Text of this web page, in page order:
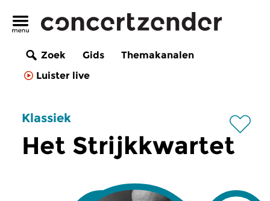
Zoek Gids
Themakanalen
Luister live
Klassiek
Het Strijkkwartet